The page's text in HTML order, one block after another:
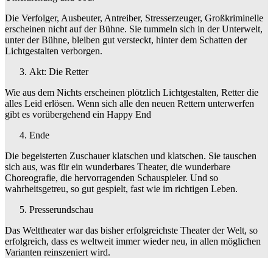
Die Verfolger, Ausbeuter, Antreiber, Stresserzeuger, Großkriminelle
erscheinen nicht auf der Bühne. Sie tummeln sich in der Unterwelt,
unter der Bühne, bleiben gut versteckt, hinter dem Schatten der
Lichtgestalten verborgen.
Akt: Die Retter
Wie aus dem Nichts erscheinen plötzlich Lichtgestalten, Retter die
alles Leid erlösen. Wenn sich alle den neuen Rettern unterwerfen
gibt es vorübergehend ein Happy End
Ende
Die begeisterten Zuschauer klatschen und klatschen. Sie tauschen
sich aus, was für ein wunderbares Theater, die wunderbare
Choreografie, die hervorragenden Schauspieler. Und so
wahrheitsgetreu, so gut gespielt, fast wie im richtigen Leben.
Presserundschau
Das Welttheater war das bisher erfolgreichste Theater der Welt, so
erfolgreich, dass es weltweit immer wieder neu, in allen möglichen
Varianten reinszeniert wird.